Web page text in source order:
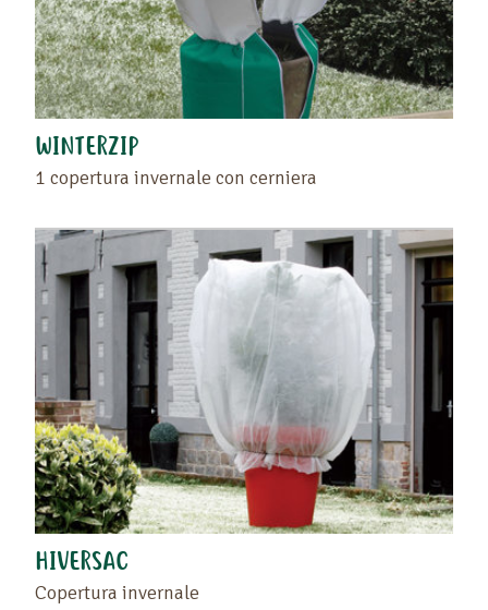
WINTERZIP
1 copertura invernale con cerniera
HIVERSAC
Copertura invernale